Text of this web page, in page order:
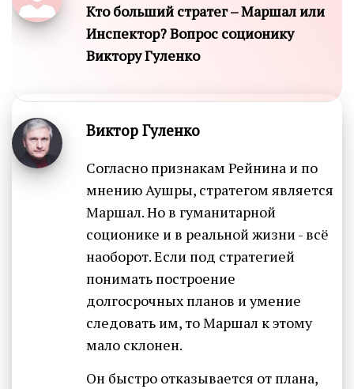
Кто больший стратег – Маршал или
Инспектор? Вопрос соционику
Виктору Гуленко
Виктор Гуленко
Согласно признакам Рейнина и по
мнению Аушры, стратегом является
Маршал. Но в гуманитарной
соционике и в реальной жизни - всё
наоборот. Если под стратегией
понимать построение
долгосрочных планов и умение
следовать им, то Маршал к этому
мало склонен.
Он быстро отказывается от плана,